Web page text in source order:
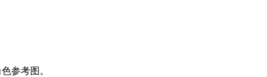
参考图。